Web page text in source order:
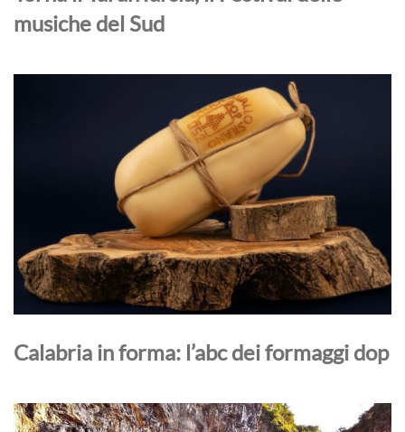
musiche del Sud
Calabria in forma: l’abc dei formaggi dop